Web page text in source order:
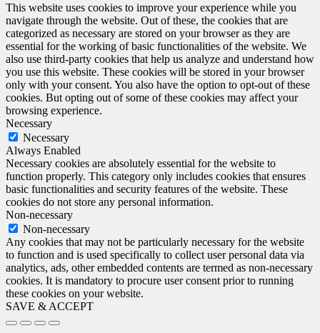
This website uses cookies to improve your experience while you
navigate through the website. Out of these, the cookies that are
categorized as necessary are stored on your browser as they are
essential for the working of basic functionalities of the website. We
also use third-party cookies that help us analyze and understand how
you use this website. These cookies will be stored in your browser
only with your consent. You also have the option to opt-out of these
cookies. But opting out of some of these cookies may affect your
browsing experience.
Necessary
Necessary
Always Enabled
Necessary cookies are absolutely essential for the website to
function properly. This category only includes cookies that ensures
basic functionalities and security features of the website. These
cookies do not store any personal information.
Non-necessary
Non-necessary
Any cookies that may not be particularly necessary for the website
to function and is used specifically to collect user personal data via
analytics, ads, other embedded contents are termed as non-necessary
cookies. It is mandatory to procure user consent prior to running
these cookies on your website.
SAVE & ACCEPT